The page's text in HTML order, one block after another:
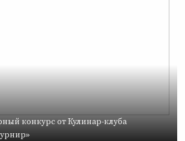
конкурс от Кулинар-клуба